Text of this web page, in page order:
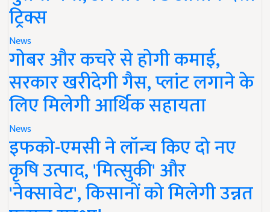
ट्रिक्स
News
गोबर और कचरे से होगी कमाई,
सरकार खरीदेगी गैस, प्लांट लगाने के
लिए मिलेगी आर्थिक सहायता
News
इफको-एमसी ने लॉन्च किए दो नए
कृषि उत्पाद, 'मित्सुकी' और
'नेक्सावेट', किसानों को मिलेगी उन्नत